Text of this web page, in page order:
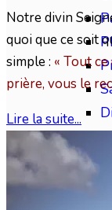
«
Notre divin
quoi que ce soit
simple : « Tout
prière, vous le
Lire la suite...